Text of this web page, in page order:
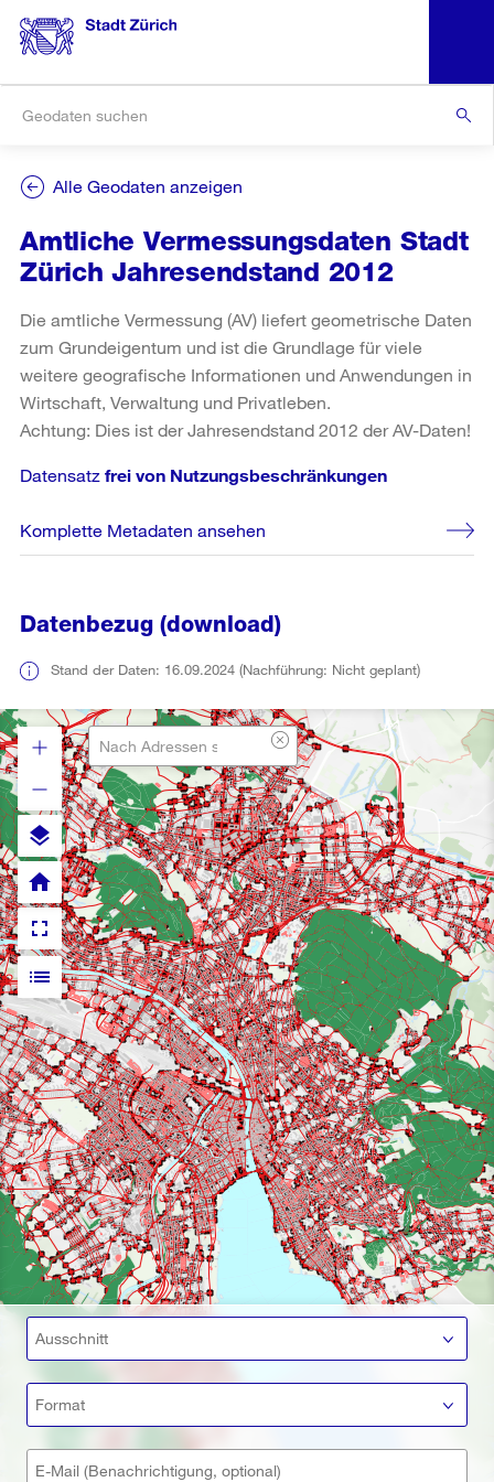
Alle Geodaten anzeigen
Amtliche Vermessungsdaten Stadt
Zürich Jahresendstand 2012
Die amtliche Vermessung (AV) liefert geometrische Daten
zum Grundeigentum und ist die Grundlage für viele
weitere geografische Informationen und Anwendungen in
Wirtschaft, Verwaltung und Privatleben.
Achtung: Dies ist der Jahresendstand 2012 der AV-Daten!
Datensatz frei von Nutzungsbeschränkungen
Komplette Metadaten ansehen
Datenbezug (download)
Stand der Daten: 16.09.2024 (Nachführung: Nicht geplant)
layers
fullscreen
home
list
Ausschnitt
Format
E-Mail (Benachrichtigung, optional)